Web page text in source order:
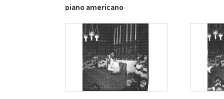
piano americano